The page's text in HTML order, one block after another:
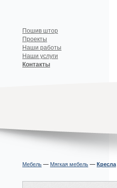
Пошив штор
Проекты
Наши работы
Наши услуги
Контакты
Мебель— Мягкая мебель— Кресла